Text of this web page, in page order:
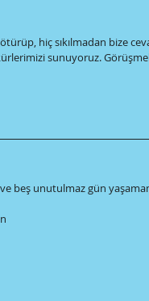
hiç sıkılmadan bize
sunuyoruz.
beş unutulmaz gün